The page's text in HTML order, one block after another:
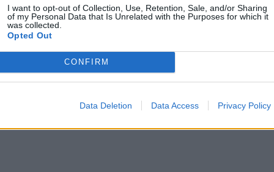
I want to opt-out of Collection, Use, Retention, Sale, and/or Sharing
of my Personal Data that Is Unrelated with the Purposes for which it
was collected.
Opted Out
CONFIRM
Data Deletion Data Access Privacy Policy